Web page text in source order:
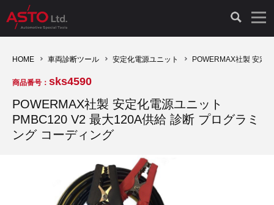
診断機（16）
キープログラマー（4）
診断テスター（10）
キープログラマー（20）
スモークテスター（4）
HCB TOOLS（45）
AST TOOLS（51）
オシロスコープ（2）
オシロ関連商品（9）
ドイツ車（427）
イタリア/フランス車（145）
アメリカ車（60）
現品修理（77）
リビルト品（58）
コントロールユニット初期化（3）
オシロスコープ（10）
アクセサリー（13）
HOME 車両診断ツール 安定化電源ユニット POWERMAX社製 安定
商品番号： sks4590
POWERMAX社製 安定化電源ユニット
PMBC120 V2 最大120A供給 診断 プログラミ
ング コーディング